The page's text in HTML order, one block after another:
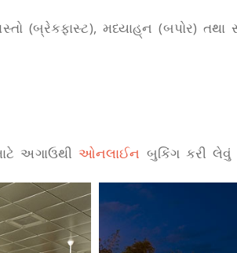
(બ્રેકફાસ્ટ), મધ્યાહ્‌ન (બપોર)
અગાઉથી ઓનલાઈન બુકિંગ કરી લેવું